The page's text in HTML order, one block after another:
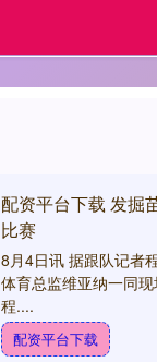
配资平台下载 发掘
比赛
8月4日讯 据跟队记者
体育总监维亚纳一同
程....
配资平台下载